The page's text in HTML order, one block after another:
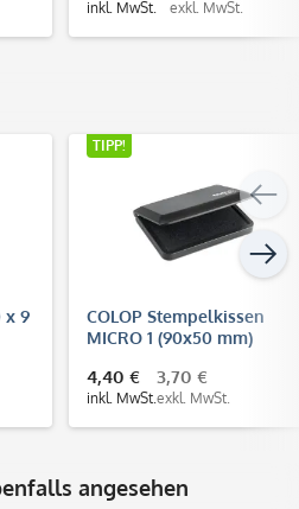
inkl. MwSt. exkl. MwSt.
x 9
TIPP!
COLOP Stempelkissen
MICRO 1 (90x50 mm)
4,40 €
inkl. MwSt.
3,70 €
exkl. MwSt.
angesehen